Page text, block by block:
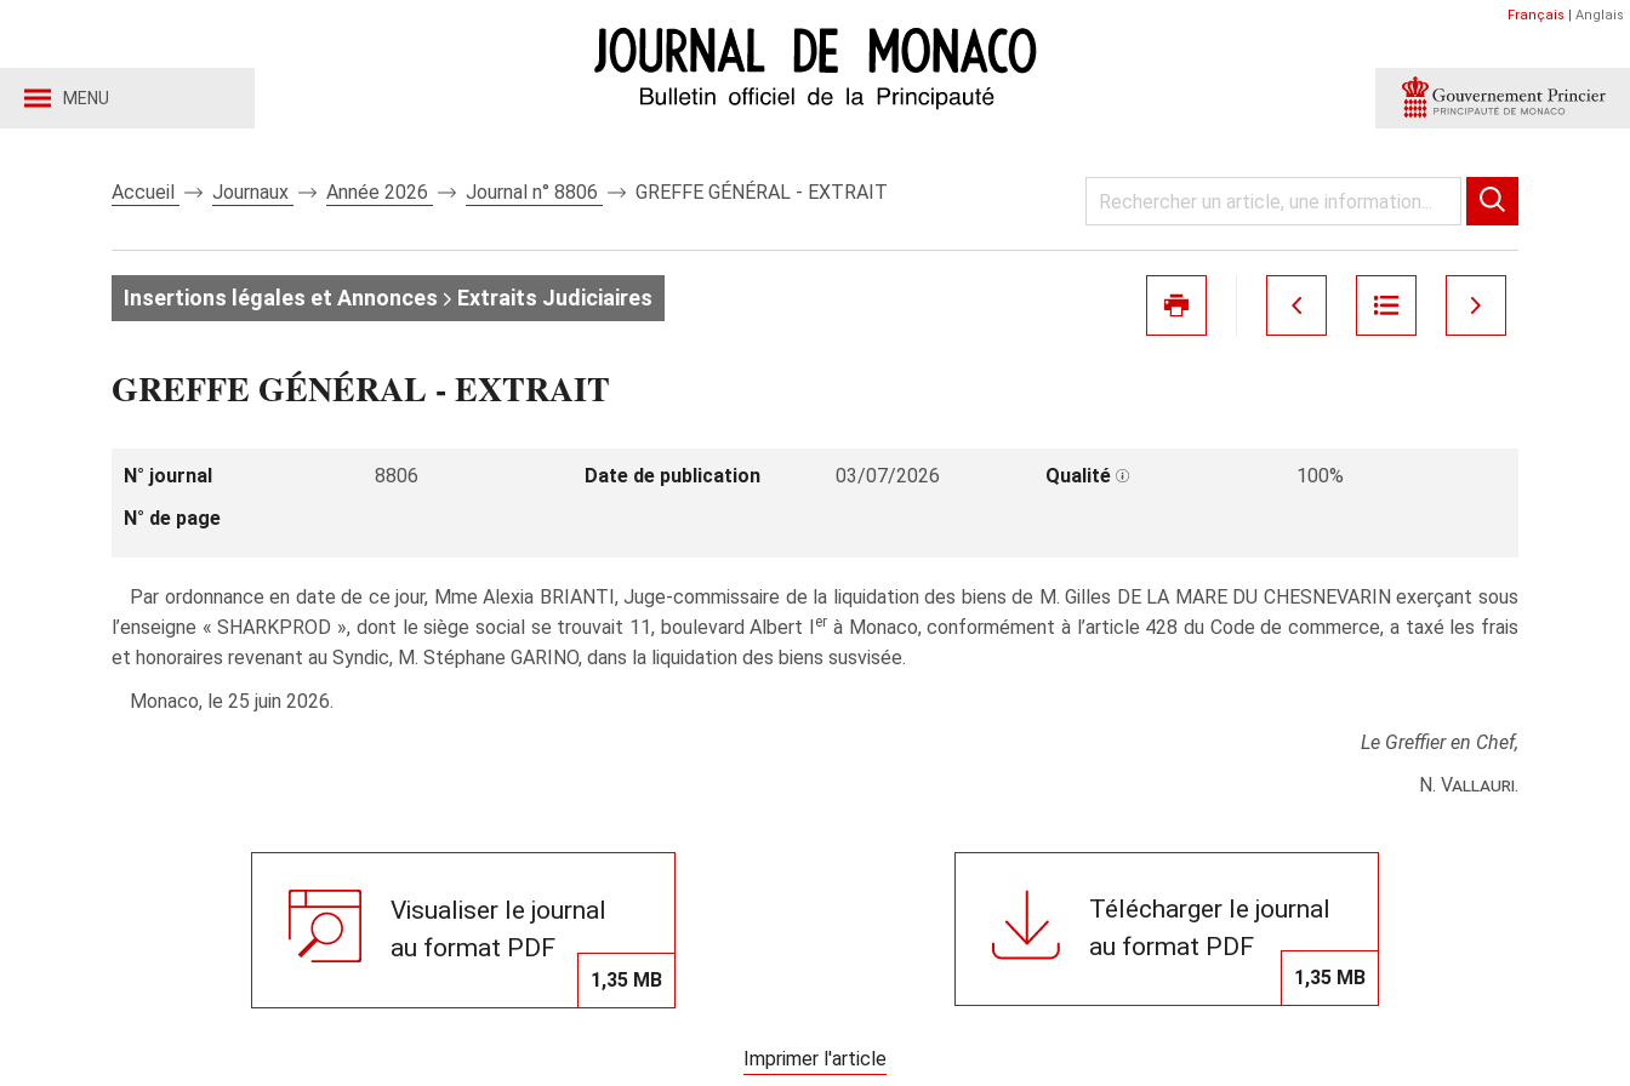
MENU
Français | Anglais
Accueil Journaux Année 2026 Journal n° 8806 GREFFE GÉNÉRAL - EXTRAIT
Insertions légales et Annonces Extraits Judiciaires
GREFFE GÉNÉRAL - EXTRAIT
N° journal 8806 Date de publication 03/07/2026 Qualité
100%
N° de page
Par ordonnance en date de ce jour, Mme Alexia BRIANTI, Juge‑commissaire de la liquidation des biens de M. Gilles DE LA MARE DU CHESNEVARIN exerçant sous
l’enseigne « SHARKPROD », dont le siège social se trouvait 11, boulevard Albert Ier à Monaco, conformément à l’article 428 du Code de commerce, a taxé les frais
et honoraires revenant au Syndic, M. Stéphane GARINO, dans la liquidation des biens susvisée.
Monaco, le 25 juin 2026.
Le Greffier en Chef,
N. Vallauri.
Visualiser le journal
au format PDF
1,35 MB
Télécharger le journal
au format PDF
1,35 MB
Imprimer l'article